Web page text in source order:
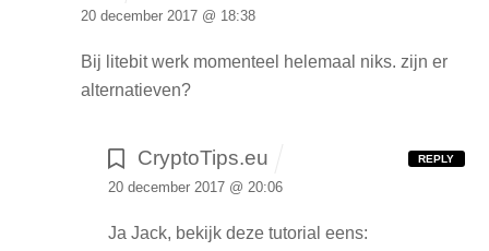
20 december 2017 @ 18:38
Bij litebit werk momenteel helemaal niks. zijn er
alternatieven?
CryptoTips.eu
20 december 2017 @ 20:06
Ja Jack, bekijk deze tutorial eens:
REPLY